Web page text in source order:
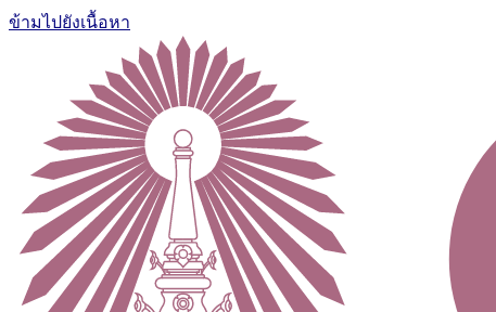
ข้ามไปยังเนื้อหา